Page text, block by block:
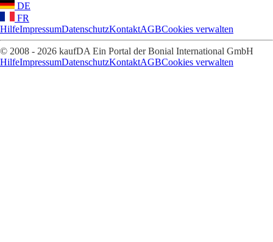
DE
FR
HilfeImpressumDatenschutzKontaktAGBCookies verwalten
© 2008 - 2026 kaufDA Ein Portal der Bonial International GmbH
HilfeImpressumDatenschutzKontaktAGBCookies verwalten